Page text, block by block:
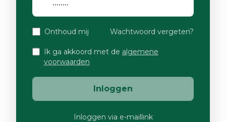
Onthoud mij Wachtwoord vergeten?
Ik ga akkoord met de algemene
voorwaarden
Inloggen
Inloggen via e-maillink